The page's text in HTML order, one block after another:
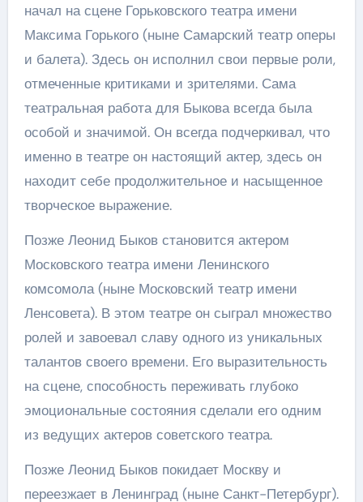
начал на сцене Горьковского театра имени
Максима Горького (ныне Самарский театр оперы
и балета). Здесь он исполнил свои первые роли,
отмеченные критиками и зрителями. Сама
театральная работа для Быкова всегда была
особой и значимой. Он всегда подчеркивал, что
именно в театре он настоящий актер, здесь он
находит себе продолжительное и насыщенное
творческое выражение.
Позже Леонид Быков становится актером
Московского театра имени Ленинского
комсомола (ныне Московский театр имени
Ленсовета). В этом театре он сыграл множество
ролей и завоевал славу одного из уникальных
талантов своего времени. Его выразительность
на сцене, способность переживать глубоко
эмоциональные состояния сделали его одним
из ведущих актеров советского театра.
Позже Леонид Быков покидает Москву и
переезжает в Ленинград (ныне Санкт-Петербург).